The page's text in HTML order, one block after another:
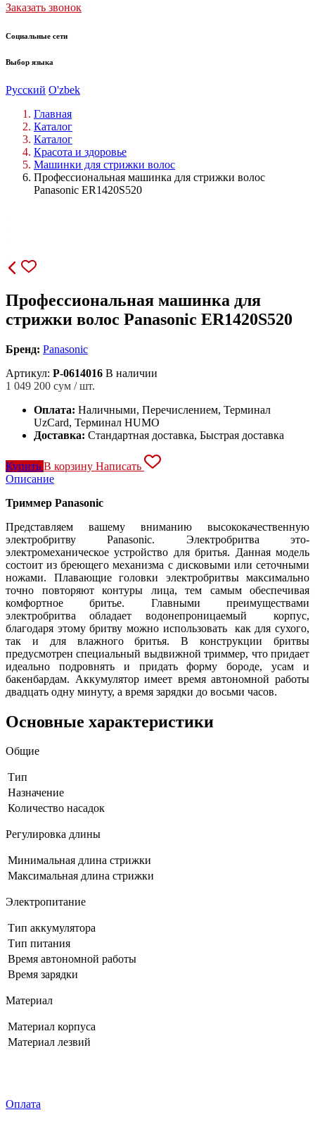
Заказать звонок
Социальные сети
Выбор языка
Русский O'zbek
Главная
Каталог
Каталог
Красота и здоровье
Машинки для стрижки волос
Профессиональная машинка для стрижки волос
Panasonic ER1420S520
Профессиональная машинка для
стрижки волос Panasonic ER1420S520
Бренд: Panasonic
Артикул: P-0614016 В наличии
1 049 200 сум / шт.
Оплата: Наличными, Перечислением, Терминал
UzCard, Терминал HUMO
Доставка: Стандартная доставка, Быстрая доставка
Купить В корзину Написать
Описание
Триммер Panasonic
Представляем вашему вниманию высококачественную
электробритву Panasonic. Электробритва это-
электромеханическое устройство для бритья. Данная модель
состоит из бреющего механизма с дисковыми или сеточными
ножами. Плавающие головки электробритвы максимально
точно повторяют контуры лица, тем самым обеспечивая
комфортное бритье. Главными преимуществами
электробритва обладает водонепроницаемый корпус,
благодаря этому бритву можно использовать как для сухого,
так и для влажного бритья. В конструкции бритвы
предусмотрен специальный выдвижной триммер, что придает
идеально подровнять и придать форму бороде, усам и
бакенбардам. Аккумулятор имеет время автономной работы
двадцать одну минуту, а время зарядки до восьми часов.
Основные характеристики
Общие
Тип
Назначение
Количество насадок
Регулировка длины
Минимальная длина стрижки
Максимальная длина стрижки
Электропитание
Тип аккумулятора
Тип питания
Время автономной работы
Время зарядки
Материал
Материал корпуса
Материал лезвий
Оплата